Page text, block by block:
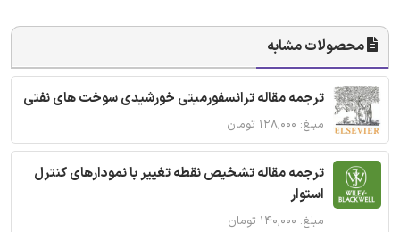
محصولات مشابه
ترجمه مقاله ترانسفورمیتی خورشیدی سوخت های نفتی
مبلغ: ۱۲۸,۰۰۰ تومان
ترجمه مقاله تشخیص نقطه تغییر با نمودارهای کنترل
استوار
مبلغ: ۱۴۰,۰۰۰ تومان